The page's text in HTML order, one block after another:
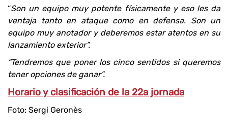
“Son un equipo muy potente físicamente y eso les da
ventaja tanto en ataque como en defensa. Son un
equipo muy anotador y deberemos estar atentos en su
lanzamiento exterior”.
“Tendremos que poner los cinco sentidos si queremos
tener opciones de ganar”.
Horario y clasificación de la 22a jornada
Foto: Sergi Geronès